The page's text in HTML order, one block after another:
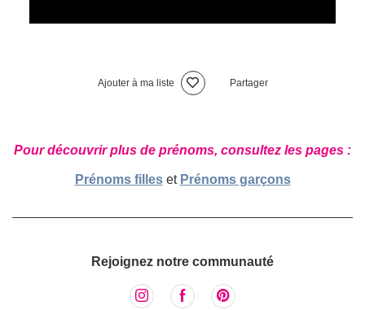
Ajouter à ma liste Partager
Pour découvrir plus de prénoms, consultez les pages :
Prénoms filleset Prénoms garçons
Rejoignez notre communauté